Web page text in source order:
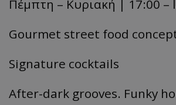
Πέμπτη – Κυριακή | 17:00 –
Gourmet street food
Signature cocktails
After-dark grooves. Funky